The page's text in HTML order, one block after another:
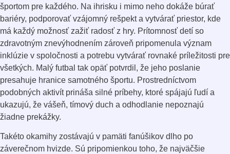
športom pre každého. Na ihrisku i mimo neho dokáže búrať
bariéry, podporovať vzájomný rešpekt a vytvárať priestor, kde
má každý možnosť zažiť radosť z hry. Prítomnosť detí so
zdravotným znevýhodnením zároveň pripomenula význam
inklúzie v spoločnosti a potrebu vytvárať rovnaké príležitosti pre
všetkých. Malý futbal tak opäť potvrdil, že jeho poslanie
presahuje hranice samotného športu. Prostredníctvom
podobných aktivít prináša silné príbehy, ktoré spájajú ľudí a
ukazujú, že vášeň, tímový duch a odhodlanie nepoznajú
žiadne prekážky.
Takéto okamihy zostávajú v pamäti fanúšikov dlho po
záverečnom hvizde. Sú pripomienkou toho, že najväčšie